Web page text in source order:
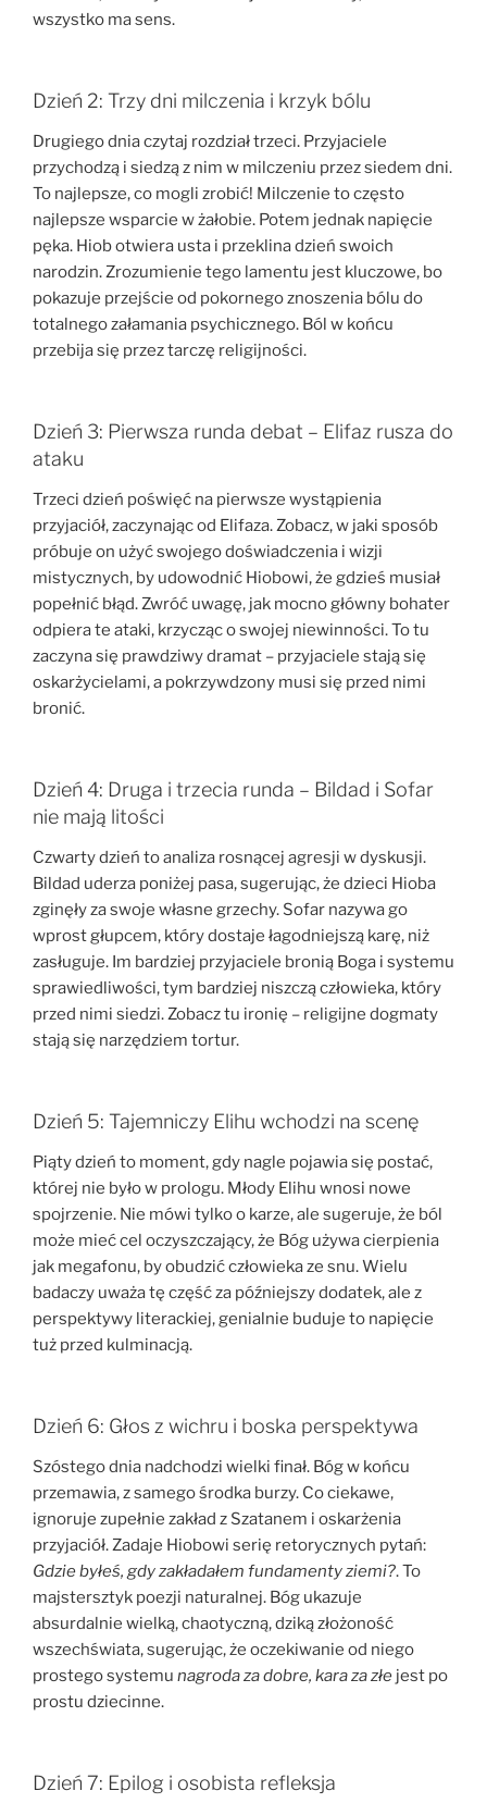
wszystko ma sens.
Dzień 2: Trzy dni milczenia i krzyk bólu
Drugiego dnia czytaj rozdział trzeci. Przyjaciele
przychodzą i siedzą z nim w milczeniu przez siedem dni.
To najlepsze, co mogli zrobić! Milczenie to często
najlepsze wsparcie w żałobie. Potem jednak napięcie
pęka. Hiob otwiera usta i przeklina dzień swoich
narodzin. Zrozumienie tego lamentu jest kluczowe, bo
pokazuje przejście od pokornego znoszenia bólu do
totalnego załamania psychicznego. Ból w końcu
przebija się przez tarczę religijności.
Dzień 3: Pierwsza runda debat – Elifaz rusza do
ataku
Trzeci dzień poświęć na pierwsze wystąpienia
przyjaciół, zaczynając od Elifaza. Zobacz, w jaki sposób
próbuje on użyć swojego doświadczenia i wizji
mistycznych, by udowodnić Hiobowi, że gdzieś musiał
popełnić błąd. Zwróć uwagę, jak mocno główny bohater
odpiera te ataki, krzycząc o swojej niewinności. To tu
zaczyna się prawdziwy dramat – przyjaciele stają się
oskarżycielami, a pokrzywdzony musi się przed nimi
bronić.
Dzień 4: Druga i trzecia runda – Bildad i Sofar
nie mają litości
Czwarty dzień to analiza rosnącej agresji w dyskusji.
Bildad uderza poniżej pasa, sugerując, że dzieci Hioba
zginęły za swoje własne grzechy. Sofar nazywa go
wprost głupcem, który dostaje łagodniejszą karę, niż
zasługuje. Im bardziej przyjaciele bronią Boga i systemu
sprawiedliwości, tym bardziej niszczą człowieka, który
przed nimi siedzi. Zobacz tu ironię – religijne dogmaty
stają się narzędziem tortur.
Dzień 5: Tajemniczy Elihu wchodzi na scenę
Piąty dzień to moment, gdy nagle pojawia się postać,
której nie było w prologu. Młody Elihu wnosi nowe
spojrzenie. Nie mówi tylko o karze, ale sugeruje, że ból
może mieć cel oczyszczający, że Bóg używa cierpienia
jak megafonu, by obudzić człowieka ze snu. Wielu
badaczy uważa tę część za późniejszy dodatek, ale z
perspektywy literackiej, genialnie buduje to napięcie
tuż przed kulminacją.
Dzień 6: Głos z wichru i boska perspektywa
Szóstego dnia nadchodzi wielki finał. Bóg w końcu
przemawia, z samego środka burzy. Co ciekawe,
ignoruje zupełnie zakład z Szatanem i oskarżenia
przyjaciół. Zadaje Hiobowi serię retorycznych pytań:
Gdzie byłeś, gdy zakładałem fundamenty ziemi?. To
majstersztyk poezji naturalnej. Bóg ukazuje
absurdalnie wielką, chaotyczną, dziką złożoność
wszechświata, sugerując, że oczekiwanie od niego
prostego systemu nagroda za dobre, kara za złe jest po
prostu dziecinne.
Dzień 7: Epilog i osobista refleksja